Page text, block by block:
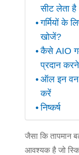
सीट लेता है
गर्मियों के
खोजें?
कैसे AIO
प्रदान
ऑल इन वन
करें
निष्कर्ष
जैसा कि तापमान
आवश्यक है जो